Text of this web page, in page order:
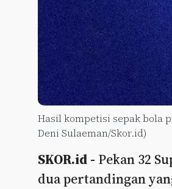
Hasil kompetisi sepak bola
Deni Sulaeman/Skor.id)
SKOR.id - Pekan 32
dua pertandingan